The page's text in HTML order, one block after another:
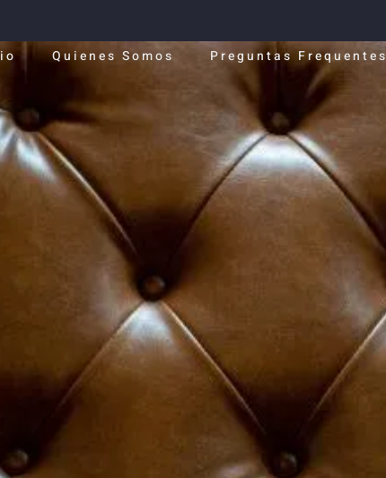
Quienes Somos Preguntas Frequentes